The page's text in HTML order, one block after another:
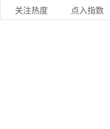
关注热度 点入指数